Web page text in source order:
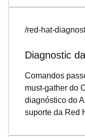
/red-hat-
Diagnostic
Comandos
must-gather do
diagnóstico do
suporte da Red